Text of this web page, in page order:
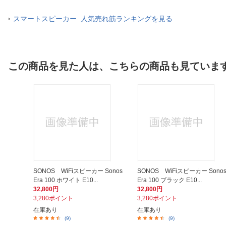
スマートスピーカー 人気売れ筋ランキングを見る
この商品を見た人は、こちらの商品も見ていま
SONOS WiFiスピーカー Sonos
Era 100 ホワイト E10...
32,800円
3,280ポイント
在庫あり
(9)
SONOS WiFiスピーカー Sonos
Era 100 ブラック E10...
32,800円
3,280ポイント
在庫あり
(9)